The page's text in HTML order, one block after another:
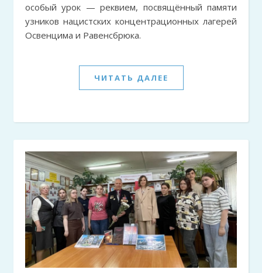
особый урок — реквием, посвящённый памяти
узников нацистских концентрационных лагерей
Освенцима и Равенсбрюка.
ЧИТАТЬ ДАЛЕЕ